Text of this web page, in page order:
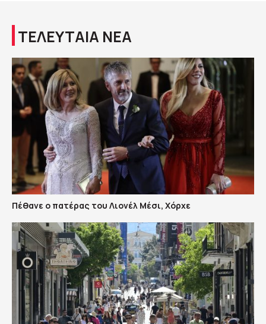
ΤΕΛΕΥΤΑΙΑ ΝΕΑ
Πέθανε ο πατέρας του Λιονέλ Μέσι, Χόρχε